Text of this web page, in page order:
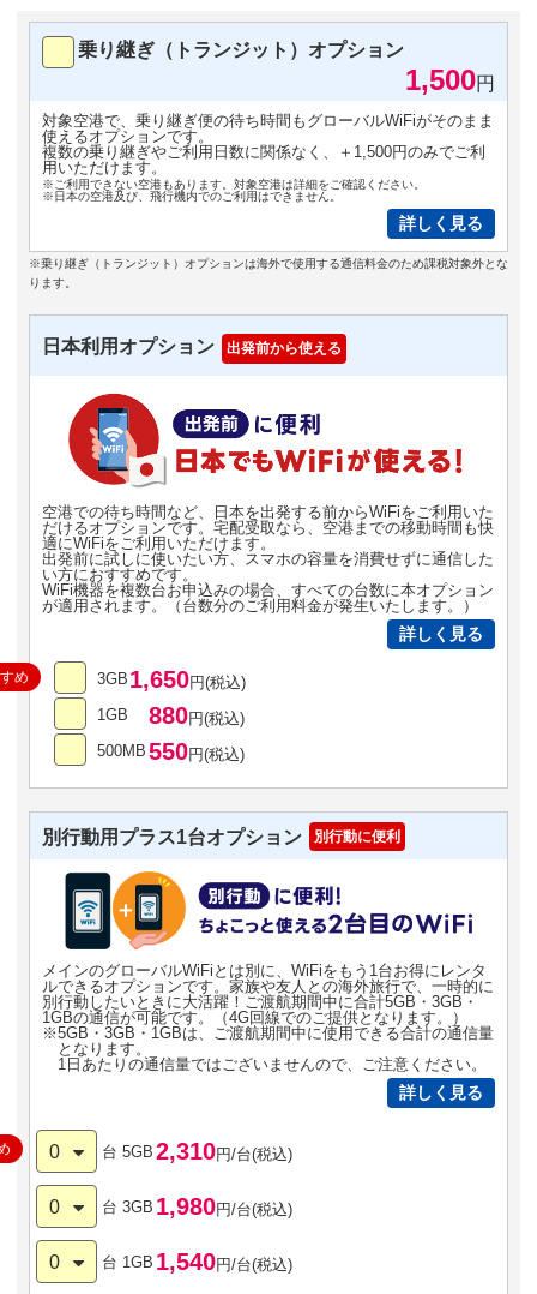
乗り継ぎ（トランジット）オプション
1,500円
対象空港で、乗り継ぎ便の待ち時間もグローバルWiFiがそのまま
使えるオプションです。
複数の乗り継ぎやご利用日数に関係なく、＋1,500円のみでご利
用いただけます。
※ご利用できない空港もあります。対象空港は詳細をご確認ください。
※日本の空港及び、飛行機内でのご利用はできません。
詳しく見る
※乗り継ぎ（トランジット）オプションは海外で使用する通信料金のため課税対象外とな
ります。
日本利用オプション 出発前から使える
空港での待ち時間など、日本を出発する前からWiFiをご利用いた
だけるオプションです。宅配受取なら、空港までの移動時間も快
適にWiFiをご利用いただけます。
出発前に試しに使いたい方、スマホの容量を消費せずに通信した
い方におすすめです。
WiFi機器を複数台お申込みの場合、すべての台数に本オプション
が適用されます。（台数分のご利用料金が発生いたします。）
詳しく見る
3GB 1,650円(税込)
め
1GB 880円(税込)
500MB 550円(税込)
別行動用プラス1台オプション 別行動に便利
メインのグローバルWiFiとは別に、WiFiをもう1台お得にレンタ
ルできるオプションです。家族や友人との海外旅行で、一時的に
別行動したいときに大活躍！ご渡航期間中に合計5GB・3GB・
1GBの通信が可能です。（4G回線でのご提供となります。）
※5GB・3GB・1GBは、ご渡航期間中に使用できる合計の通信量
となります。
1日あたりの通信量ではございませんので、ご注意ください。
詳しく見る
0 台 5GB 2,310円/台(税込)
0 台 3GB 1,980円/台(税込)
0 台 1GB 1,540円/台(税込)